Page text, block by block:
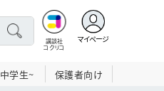
講談社
コクリコ
マイページ
中学生~ 保護者向け